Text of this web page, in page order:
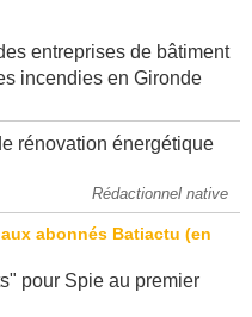
entreprises de bâtiment
Rédactionnel native
pour Spie au premier